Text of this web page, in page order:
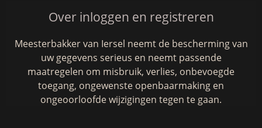
Over inloggen en registreren
Meesterbakker van Iersel neemt de bescherming van
uw gegevens serieus en neemt passende
maatregelen om misbruik, verlies, onbevoegde
toegang, ongewenste openbaarmaking en
ongeoorloofde wijzigingen tegen te gaan.